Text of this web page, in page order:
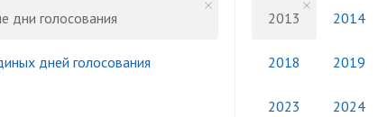
дни голосования
дней голосования
2013 2014
2018 2019
2023 2024